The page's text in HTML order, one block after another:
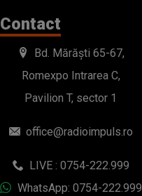
Contact
Bd. Mărăști 65-67,
Romexpo Intrarea C,
Pavilion T, sector 1
office@radioimpuls.ro
LIVE : 0754-222.999
WhatsApp: 0754-222.999